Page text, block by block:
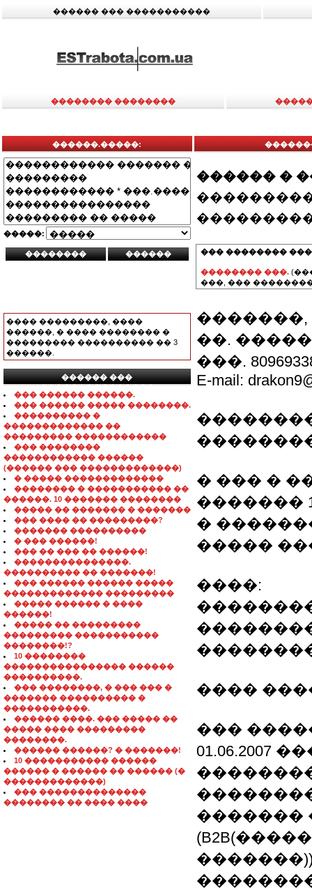
������ ��� �����������
�������� ��������
������.�����:
�����:
���� ���������, ����
������, � ���� �������� �
��������� ���������� �� 3
������.
������ ���
���������������
��� ������ ������.
��� ������ ����� ��������.
���������� �
������������� ��
��������� ������������
��� ��������
������������ ������
(������ ��� �������������)
� ����� �������������
�������� � ����������� ��
������. 10 ������� ��������
����� �� ������� � �������
��� ���� �� ���������?
������� ����������
� ��� ������!
��� �� ��� �� ������!
���������������.
���������� �� �������!
��� ������ ������ �����
������������� ���������
����� ������ � ����
������!
����� �� ���������
��������� �����������
��������!?
10 ��������
���������������� ������
����������.
��� ��������, � ��� ��� �
������� ���������� �
�����������.
������ ����. ��� ����� ��
����� ���� ���������
��������.
������ ������? � �������!
10 ����������� ������
������ � ������ �� ������ (�
�������������)
��� ��������������
�������� �� ���� ����
������ �
��� ��������
�������� ���.
���, ���
�������,
��.
���.
E-mail:
� ��� �
�������
�
�����
����:
����
���
01.06.2007
�������